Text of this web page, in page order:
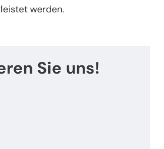
werden.
Sie uns!